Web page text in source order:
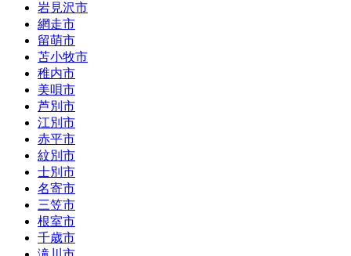
岩見沢市
網走市
留萌市
苫小牧市
稚内市
美唄市
芦別市
江別市
赤平市
紋別市
士別市
名寄市
三笠市
根室市
千歳市